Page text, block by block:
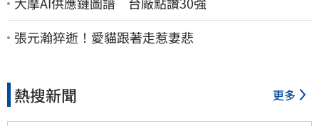
張元瀚猝逝！愛貓跟著走惹妻悲
熱搜新聞 更多